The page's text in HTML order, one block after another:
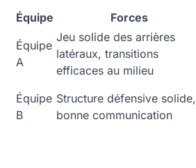
Équipe
Forces
Équipe
A
Jeu solide des arrières
latéraux, transitions
efficaces au milieu
Équipe
B
Structure défensive solide,
bonne communication